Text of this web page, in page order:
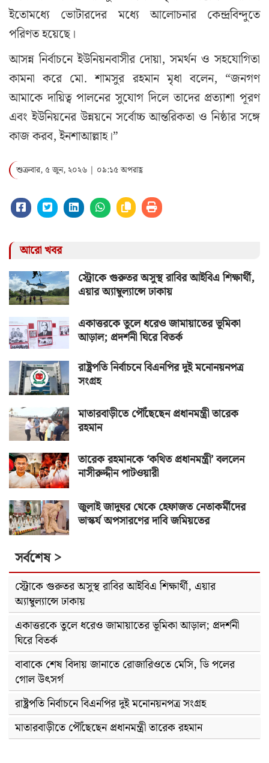
ইতোমধ্যে ভোটারদের মধ্যে আলোচনার কেন্দ্রবিন্দুতে
পরিণত হয়েছে।
আসন্ন নির্বাচনে ইউনিয়নবাসীর দোয়া, সমর্থন ও সহযোগিতা
কামনা করে মো. শামসুর রহমান মৃধা বলেন, “জনগণ
আমাকে দায়িত্ব পালনের সুযোগ দিলে তাদের প্রত্যাশা পূরণ
এবং ইউনিয়নের উন্নয়নে সর্বোচ্চ আন্তরিকতা ও নিষ্ঠার সঙ্গে
কাজ করব, ইনশাআল্লাহ।”
শুক্রবার, ৫ জুন, ২০২৬ | ০৯:১৫ অপরাহ্ণ
আরো খবর
স্ট্রোকে গুরুতর অসুস্থ রাবির আইবিএ শিক্ষার্থী,
এয়ার অ্যাম্বুল্যান্সে ঢাকায়
একাত্তরকে তুলে ধরেও জামায়াতের ভূমিকা
আড়াল; প্রদর্শনী ঘিরে বিতর্ক
রাষ্ট্রপতি নির্বাচনে বিএনপির দুই মনোনয়নপত্র
সংগ্রহ
মাতারবাড়ীতে পৌঁছেছেন প্রধানমন্ত্রী তারেক
রহমান
তারেক রহমানকে ‘কথিত প্রধানমন্ত্রী’ বললেন
নাসীরুদ্দীন পাটওয়ারী
জুলাই জাদুঘর থেকে হেফাজত নেতাকর্মীদের
ভাস্কর্য অপসারণের দাবি জমিয়তের
সর্বশেষ >
স্ট্রোকে গুরুতর অসুস্থ রাবির আইবিএ শিক্ষার্থী, এয়ার
অ্যাম্বুল্যান্সে ঢাকায়
একাত্তরকে তুলে ধরেও জামায়াতের ভূমিকা আড়াল; প্রদর্শনী
ঘিরে বিতর্ক
বাবাকে শেষ বিদায় জানাতে রোজারিওতে মেসি, ডি পলের
গোল উৎসর্গ
রাষ্ট্রপতি নির্বাচনে বিএনপির দুই মনোনয়নপত্র সংগ্রহ
মাতারবাড়ীতে পৌঁছেছেন প্রধানমন্ত্রী তারেক রহমান